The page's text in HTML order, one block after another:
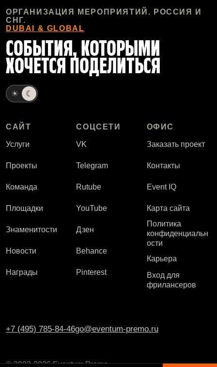
ОРГАНИЗАЦИЯ МЕРОПРИЯТИЙ. РОССИЯ И
СНГ.
DUBAI & GLOBAL
СОБЫТИЯ, КОТОРЫМИ
ХОЧЕТСЯ ПОДЕЛИТЬСЯ
☀ ☾
САЙТ
Услуги
Проекты
Команда
Площадки
Знаменитости
Новости
Награды
СОЦСЕТИ
VK
Telegram
Rutube
YouTube
Дзен
Behance
Pinterest
ОФИС
Заказать проект
Контакты
Event IQ
Карта сайта
Политика
конфиденциальн
ости
Карьера
Вход для
фрилансеров
+7 (495) 785-84-46go@eventum-premo.ru
© 2003-2026 Eventum Premo